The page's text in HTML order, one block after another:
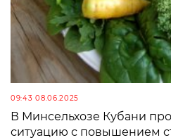
09:43 08.06.2025
В Минсельхозе Кубани
ситуацию с повышением